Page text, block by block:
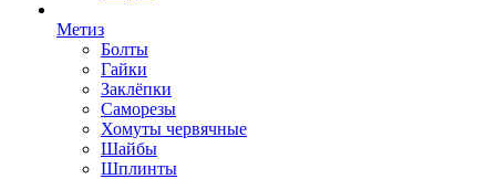
Метиз
Болты
Гайки
Заклёпки
Саморезы
Хомуты червячные
Шайбы
Шплинты